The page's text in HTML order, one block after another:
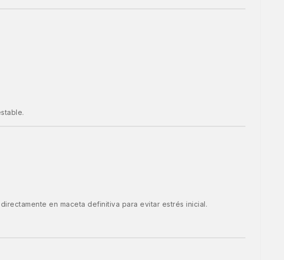
en maceta definitiva para evitar estrés inicial.